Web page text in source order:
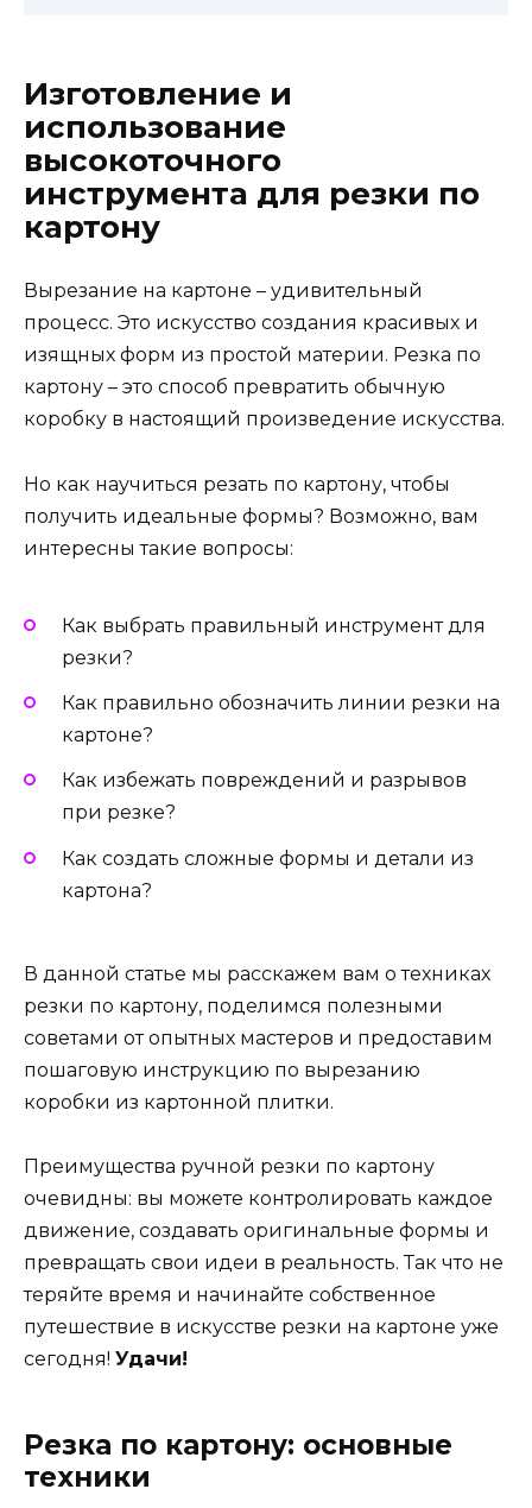
Изготовление и
использование
высокоточного
инструмента для резки по
картону
Вырезание на картоне – удивительный
процесс. Это искусство создания красивых и
изящных форм из простой материи. Резка по
картону – это способ превратить обычную
коробку в настоящий произведение искусства.
Но как научиться резать по картону, чтобы
получить идеальные формы? Возможно, вам
интересны такие вопросы:
Как выбрать правильный инструмент для
резки?
Как правильно обозначить линии резки на
картоне?
Как избежать повреждений и разрывов
при резке?
Как создать сложные формы и детали из
картона?
В данной статье мы расскажем вам о техниках
резки по картону, поделимся полезными
советами от опытных мастеров и предоставим
пошаговую инструкцию по вырезанию
коробки из картонной плитки.
Преимущества ручной резки по картону
очевидны: вы можете контролировать каждое
движение, создавать оригинальные формы и
превращать свои идеи в реальность. Так что не
теряйте время и начинайте собственное
путешествие в искусстве резки на картоне уже
сегодня! Удачи!
Резка по картону: основные
техники